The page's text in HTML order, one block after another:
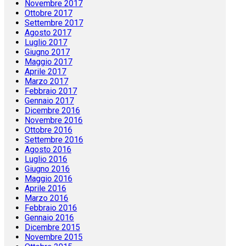
Novembre 2017
Ottobre 2017
Settembre 2017
Agosto 2017
Luglio 2017
Giugno 2017
Maggio 2017
Aprile 2017
Marzo 2017
Febbraio 2017
Gennaio 2017
Dicembre 2016
Novembre 2016
Ottobre 2016
Settembre 2016
Agosto 2016
Luglio 2016
Giugno 2016
Maggio 2016
Aprile 2016
Marzo 2016
Febbraio 2016
Gennaio 2016
Dicembre 2015
Novembre 2015